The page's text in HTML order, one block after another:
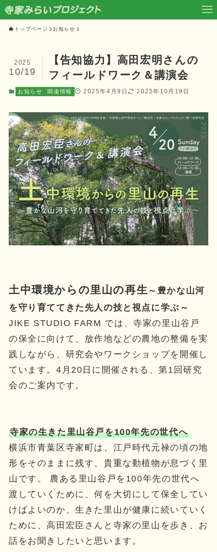
トップページ お知らせ
【告知協力】高田宏明さんの
フィールドワーク＆講演会
2025
10/19
お知らせ 関連情報 2025年4月9日 2025年10月19日
土中環境からの里山の再生 ～豊かな山河
を守り育ててきた先人の技と視点に学ぶ～
JIKE STUDIO FARM では、寺家の里山谷戸
の保全に向けて、放作地などの農地の整備を実
践しながら、研究会やワークショップを開催し
ています。4月20日に開催される、第1回研究
会のご案内です。
寺家の生きた里山谷戸を100年先の世代へ
横浜市青葉区寺家町は、江戸時代元禄の頃の地
形をそのままに残す、貴重な動植物が息づく里
山です。 農ある里山谷戸を100年先の世代へ
渡していくために、何を大切にして保全してい
けばよいのか、生きた里山が健康に続いていく
ために、高田宏臣さんと寺家の里山を歩き、お
話をお聞きしたいと思います。